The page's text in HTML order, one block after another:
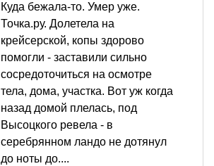
Куда бежала-то. Умер уже.
Точка.ру. Долетела на
крейсерской, копы здорово
помогли - заставили сильно
сосредоточиться на осмотре
тела, дома, участка. Вот уж когда
назад домой плелась, под
Высоцкого ревела - в
серебрянном ландо не дотянул
до ноты до....